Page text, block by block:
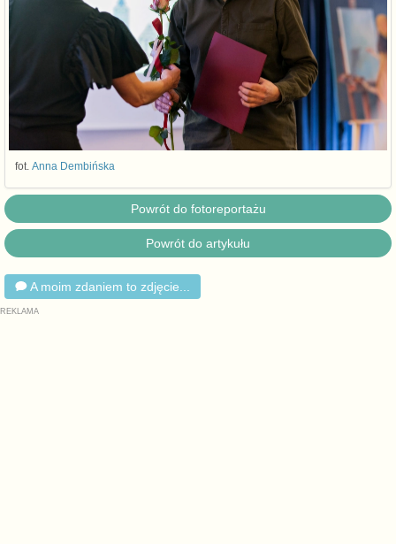
fot. Anna Dembińska
Powrót do fotoreportażu
Powrót do artykułu
A moim zdaniem to zdjęcie...